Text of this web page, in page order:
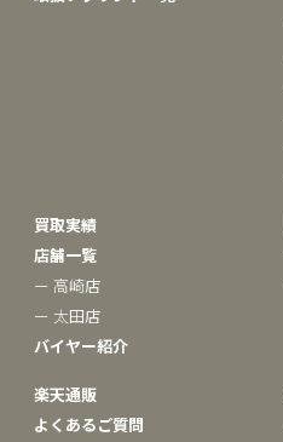
買取実績
店舗一覧
ー 高崎店
ー 太田店
バイヤー紹介
楽天通販
よくあるご質問